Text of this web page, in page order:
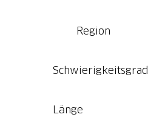
Region
Schwierigkeitsgrad
Länge